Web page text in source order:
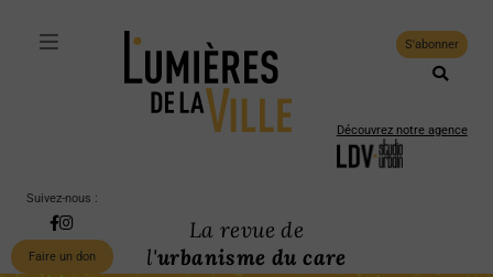
S'abonner
Découvrez notre agence
Suivez-nous :
Faire un don
La revue de
l'urbanisme du care